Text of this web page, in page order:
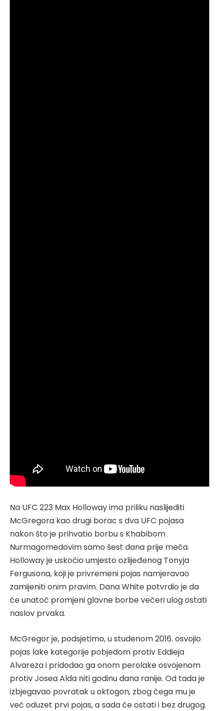
Na UFC 223 Max Holloway ima priliku naslijediti
McGregora kao drugi borac s dva UFC pojasa
nakon što je prihvatio borbu s Khabibom
Nurmagomedovim samo šest dana prije meča.
Holloway je uskočio umjesto ozlijeđenog Tonyja
Fergusona, koji je privremeni pojas namjeravao
zamijeniti onim pravim. Dana White potvrdio je da
će unatoč promjeni glavne borbe večeri ulog ostati
naslov prvaka.
McGregor je, podsjetimo, u studenom 2016. osvojio
pojas lake kategorije pobjedom protiv Eddieja
Alvareza i pridodao ga onom perolake osvojenom
protiv Josea Alda niti godinu dana ranije. Od tada je
izbjegavao povratak u oktogon, zbog čega mu je
već oduzet prvi pojas, a sada će ostati i bez drugog.